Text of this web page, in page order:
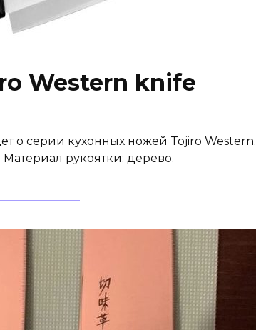
Western knife
о серии кухонных ножей Tojiro Western.
рукоятки: дерево.